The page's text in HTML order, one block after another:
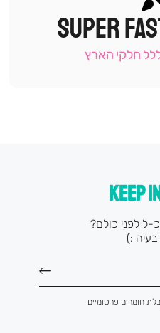
|
תומכי
-
SUPER
חלקי הארץ
KEEP
ל לפני כולם?
בעיה :)
חומרים פרסומיים